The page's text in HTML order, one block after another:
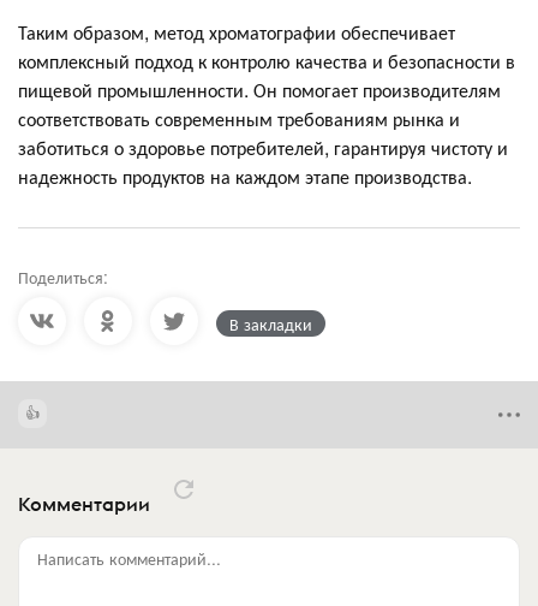
Таким образом, метод хроматографии обеспечивает
комплексный подход к контролю качества и безопасности в
пищевой промышленности. Он помогает производителям
соответствовать современным требованиям рынка и
заботиться о здоровье потребителей, гарантируя чистоту и
надежность продуктов на каждом этапе производства.
Поделиться:
В закладки
Комментарии
Написать комментарий...